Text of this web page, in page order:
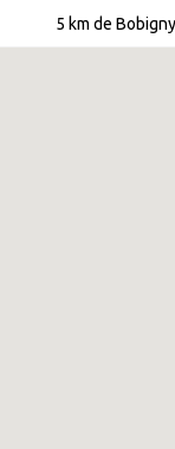
5 km de